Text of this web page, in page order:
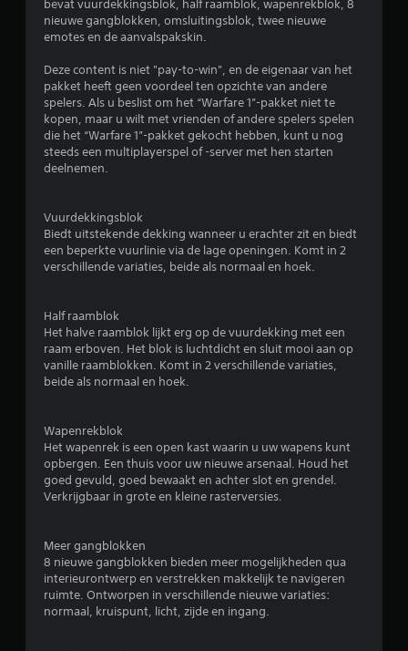
l
i
g
1
5
s
r
r
n
bevat vuurdekkingsblok, half raamblok, wapenrekblok, 8
nieuwe gangblokken, omsluitingsblok, twee nieuwe
emotes en de aanvalspakskin.
Deze content is niet "pay-to-win", en de eigenaar van het
pakket heeft geen voordeel ten opzichte van andere
spelers. Als u beslist om het “Warfare 1”-pakket niet te
kopen, maar u wilt met vrienden of andere spelers spelen
die het “Warfare 1”-pakket gekocht hebben, kunt u nog
steeds een multiplayerspel of -server met hen starten
deelnemen.
Vuurdekkingsblok
Biedt uitstekende dekking wanneer u erachter zit en biedt
een beperkte vuurlinie via de lage openingen. Komt in 2
verschillende variaties, beide als normaal en hoek.
Half raamblok
Het halve raamblok lijkt erg op de vuurdekking met een
raam erboven. Het blok is luchtdicht en sluit mooi aan op
vanille raamblokken. Komt in 2 verschillende variaties,
beide als normaal en hoek.
Wapenrekblok
Het wapenrek is een open kast waarin u uw wapens kunt
opbergen. Een thuis voor uw nieuwe arsenaal. Houd het
goed gevuld, goed bewaakt en achter slot en grendel.
Verkrijgbaar in grote en kleine rasterversies.
Meer gangblokken
8 nieuwe gangblokken bieden meer mogelijkheden qua
interieurontwerp en verstrekken makkelijk te navigeren
ruimte. Ontworpen in verschillende nieuwe variaties:
normaal, kruispunt, licht, zijde en ingang.